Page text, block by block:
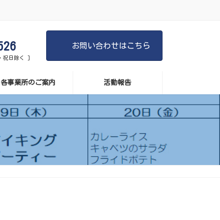
祝日除く ]
お問い合わせはこちら
各事業所のご案内 活動報告